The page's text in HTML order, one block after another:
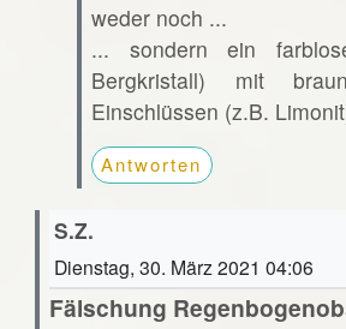
weder noch ...
... sondern ein
Bergkristall) mit
Einschlüssen (z.B.
Antworten
S.Z.
Dienstag, 30. März 2021 04:06
Fälschung